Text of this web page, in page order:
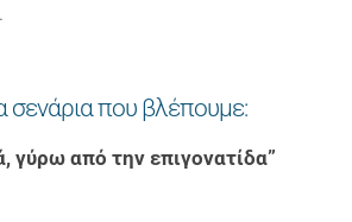
σενάρια που βλέπουμε:
από την επιγονατίδα”